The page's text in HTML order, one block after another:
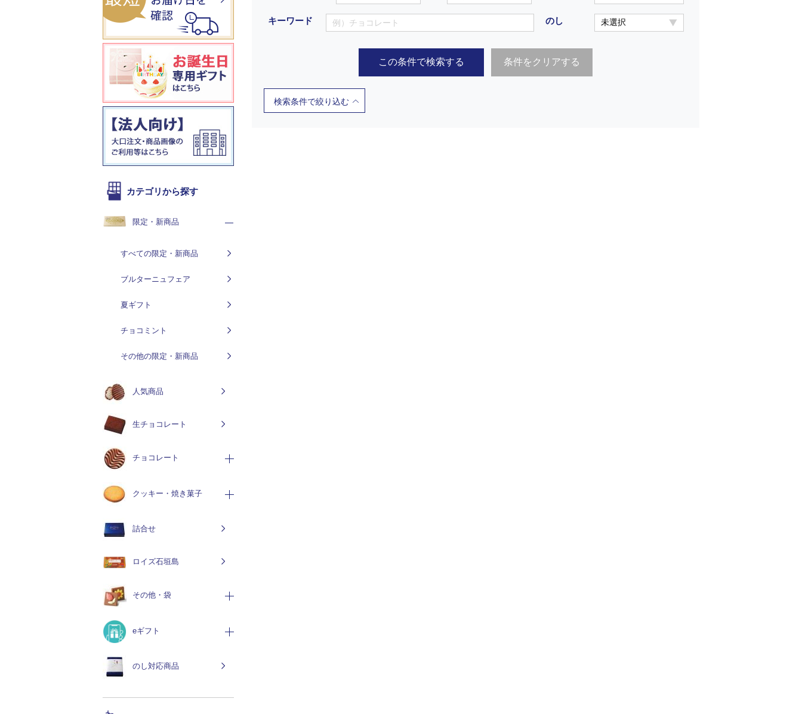
キーワード のし
この条件で検索する 条件をクリアする
検索条件で絞り込む
カテゴリから探す
限定・新商品
すべての限定・新商品
ブルターニュフェア
夏ギフト
チョコミント
その他の限定・新商品
人気商品
生チョコレート
チョコレート
クッキー・焼き菓子
詰合せ
ロイズ石垣島
その他・袋
eギフト
のし対応商品